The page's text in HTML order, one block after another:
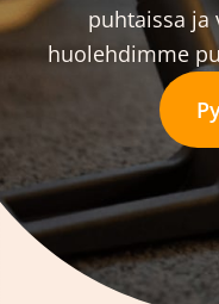
puhtaissa ja
huolehdimme